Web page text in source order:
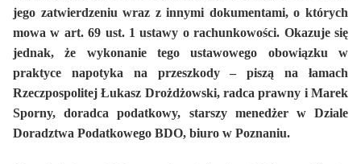
jego zatwierdzeniu wraz z innymi dokumentami, o których
mowa w art. 69 ust. 1 ustawy o rachunkowości. Okazuje się
jednak, że wykonanie tego ustawowego obowiązku w
praktyce napotyka na przeszkody – piszą na łamach
Rzeczpospolitej Łukasz Drożdżowski, radca prawny i Marek
Sporny, doradca podatkowy, starszy menedżer w Dziale
Doradztwa Podatkowego BDO, biuro w Poznaniu.
Partner w Dziale Doradztwa Podatkowego, doradca
podatkowy